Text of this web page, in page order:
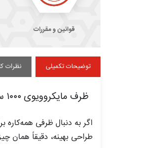
قوانین و مقررات
توضیحات تکمیلی نظرات
ظرف مایکروویوی ۱۰۰۰ سی‌سی
اگر به دنبال ظرفی
طراحی بهینه، دقیقاً همان